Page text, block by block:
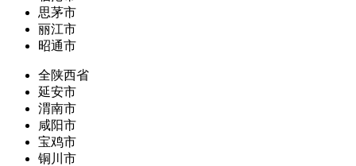
思茅市
丽江市
昭通市
全陕西省
延安市
渭南市
咸阳市
宝鸡市
铜川市